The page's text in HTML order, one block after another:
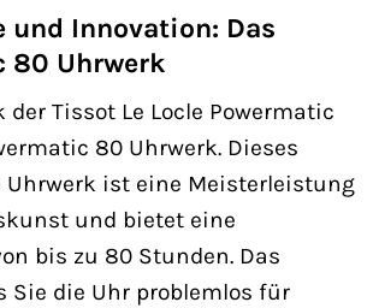
und Innovation: Das
80 Uhrwerk
der Tissot Le Locle Powermatic
80 Uhrwerk. Dieses
ist eine Meisterleistung
und bietet eine
bis zu 80 Stunden. Das
Sie die Uhr problemlos für